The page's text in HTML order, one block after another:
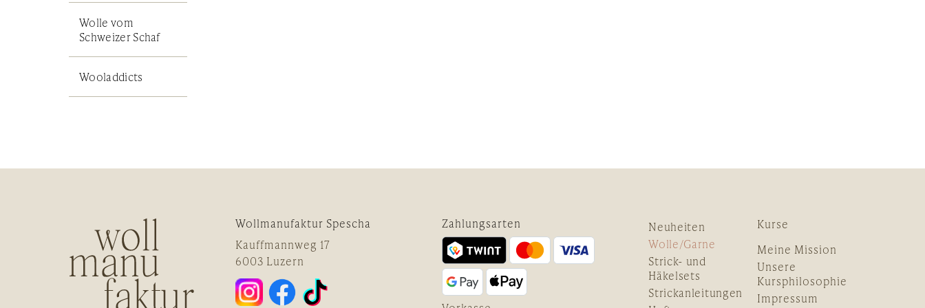
Wolle vom
Schweizer Schaf
Wooladdicts
Wollmanufaktur Spescha
Kauffmannweg 17
6003 Luzern
Zahlungsarten
Neuheiten
Wolle/Garne
Strick- und
Häkelsets
Strickanleitungen
Kurse
Meine Mission
Unsere
Kursphilosophie
Impressum